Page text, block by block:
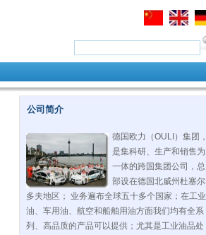
公司简介
德国欧力（OULI）集团，
是集科研、生产和销售为
一体的跨国集团公司，总
部设在德国北威州杜塞尔
多夫地区； 业务遍布全球五十多个国家；在工业
油、车用油、航空和船舶用油方面我们均有全系
列、高品质的产品可以提供；尤其是工业油品处